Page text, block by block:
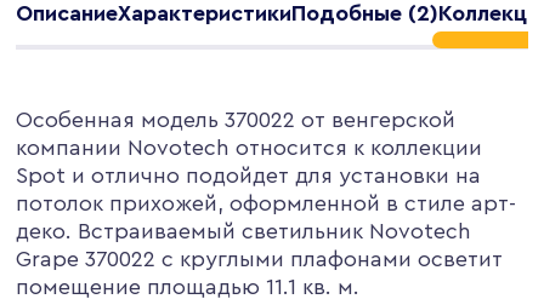
ОписаниеХарактеристикиПодобные (2)
Особенная модель 370022 от венгерской
компании Novotech относится к коллекции
Spot и отлично подойдет для установки на
потолок прихожей, оформленной в стиле арт-
деко. Встраиваемый светильник Novotech
Grape 370022 с круглыми плафонами осветит
помещение площадью 11.1 кв. м.